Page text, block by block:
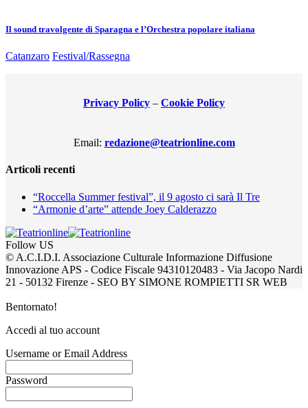
Il sound travolgente di Sparagna e l’Orchestra popolare italiana
Catanzaro Festival/Rassegna
Privacy Policy – Cookie Policy
Email: redazione@teatrionline.com
Articoli recenti
“Roccella Summer festival”, il 9 agosto ci sarà Il Tre
“Armonie d’arte” attende Joey Calderazzo
Follow US
© A.C.I.D.I. Associazione Culturale Informazione Diffusione
Innovazione APS - Codice Fiscale 94310120483 - Via Jacopo Nardi
21 - 50132 Firenze - SEO BY SIMONE ROMPIETTI SR WEB
Bentornato!
Accedi al tuo account
Username or Email Address
Password